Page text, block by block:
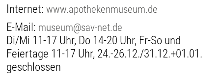
Internet:www.apothekenmuseum.de
E-Mail: museum@sav-net.de
Di/Mi 11-17 Uhr, Do 14-20 Uhr, Fr-So und
Feiertage 11-17 Uhr, 24.-26.12./31.12.+01.01.
geschlossen